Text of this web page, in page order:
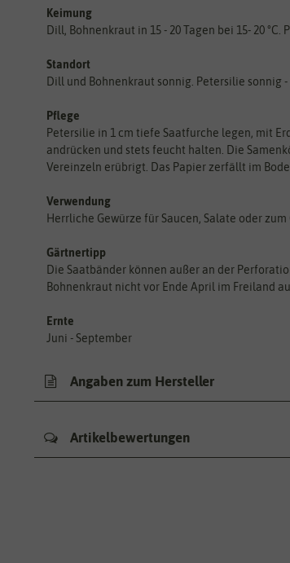
Keimung
Dill, Bohnenkraut in 15 - 20 Tagen bei 15- 20 °C.
Standort
Dill und Bohnenkraut sonnig. Petersilie sonnig -
Pflege
Petersilie in 1 cm tiefe Saatfurche legen, mit
andrücken und stets feucht halten. Die
Vereinzeln erübrigt. Das Papier zerfällt im
Verwendung
Herrliche Gewürze für Saucen, Salate oder
Gärtnertipp
Die Saatbänder können außer an der
Bohnenkraut nicht vor Ende April im Freiland
Ernte
Juni - September
Angaben zum Hersteller
Artikelbewertungen